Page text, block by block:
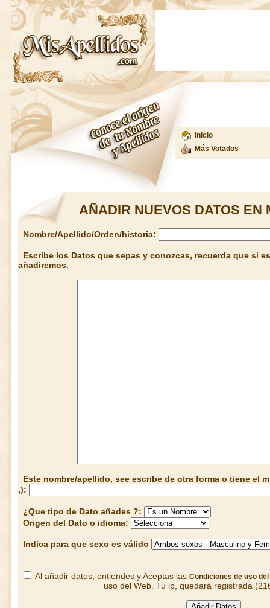
Inicio
Más Votados
AÑADIR NUEVOS DATOS EN
Nombre/Apellido/Orden/historia:
Escribe los Datos que sepas y conozcas, recuerda que si
añadiremos.
Este nombre/apellido, see escribe de otra forma o tiene el
,):
¿Que tipo de Dato añades ?:
Origen del Dato o idioma:
Indica para que sexo es válido
Al añadir datos, entiendes y Aceptas las Condiciones de uso del
uso del Web. Tu ip, quedará registrada